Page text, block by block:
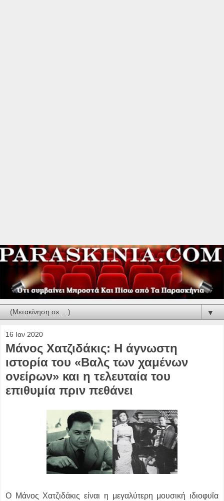
▼
16 Ιαν 2020
Μάνος Χατζιδάκις: Η άγνωστη
ιστορία του «Βαλς των χαμένων
ονείρων» και η τελευταία του
επιθυμία πριν πεθάνει
Ο Μάνος Χατζιδάκις είναι η μεγαλύτερη μουσική ιδιοφυΐα